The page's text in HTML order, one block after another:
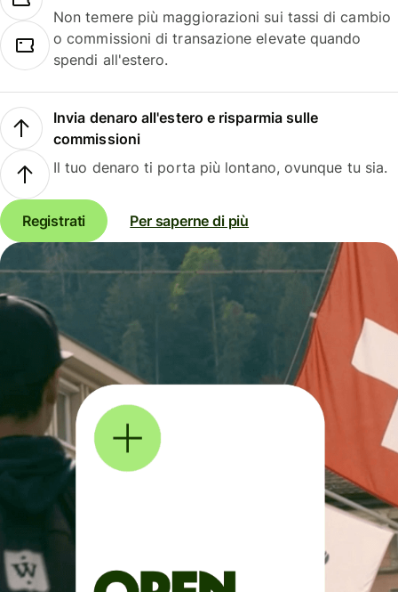
Non temere più maggiorazioni sui tassi di cambio
o commissioni di transazione elevate quando
spendi all'estero.
Invia denaro all'estero e risparmia sulle
commissioni
Il tuo denaro ti porta più lontano, ovunque tu sia.
Registrati Per saperne di più